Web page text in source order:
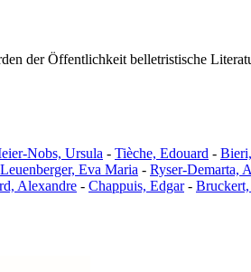
der Öffentlichkeit belletristische
Nobs, Ursula - Tièche, Edouard -
Leuenberger, Eva Maria - Ryser-Demarta,
Alexandre - Chappuis, Edgar-